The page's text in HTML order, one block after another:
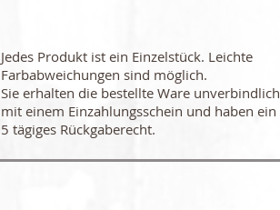
Jedes Produkt ist ein Einzelstück. Leichte
Farbabweichungen sind möglich.
Sie erhalten die bestellte Ware unverbindlich
mit einem Einzahlungsschein und haben ein
5 tägiges Rückgaberecht.